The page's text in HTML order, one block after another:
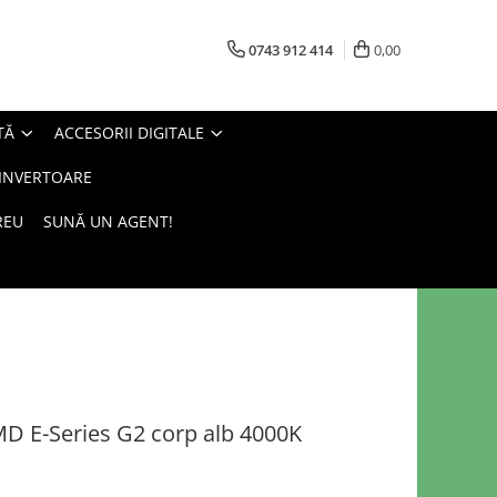
0743 912 414 0,00
ACCESORII DIGITALE
SUNĂ UN AGENT!
E-Series G2 corp alb 4000K